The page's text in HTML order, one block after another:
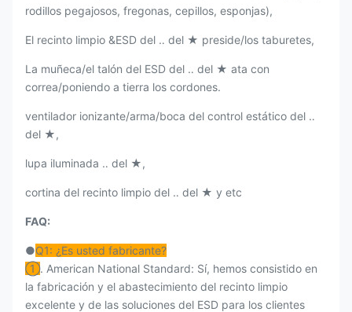
rodillos pegajosos, fregonas, cepillos, esponjas),
El recinto limpio &ESD del ‥ del ★ preside/los taburetes,
La muñeca/el talón del ESD del ‥ del ★ ata con
correa/poniendo a tierra los cordones.
ventilador ionizante/arma/boca del control estático del ‥
del ★,
lupa iluminada ‥ del ★,
cortina del recinto limpio del ‥ del ★ y etc
FAQ:
●Q1: ¿Es usted fabricante?
①. American National Standard: Sí, hemos consistido en
la fabricación y el abastecimiento del recinto limpio
excelente y de las soluciones del ESD para los clientes